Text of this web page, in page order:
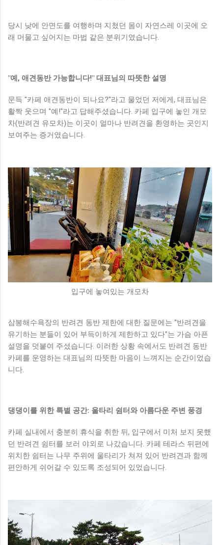
당시 낮에 안면도를 여행하며 지쳤던 몸이 자연스레 이곳에 오
래 머물고 싶어지는 마법 같은 분위기였습니다.
"예, 애견동반 가능합니다!" 대표님의 따뜻한 설명
문득 "카페 애견동반이 되나요?"라고 물었던 저에게, 대표님은
활짝 웃으며 "예!"라고 답해주셨습니다. 카페 입구에 놓인 개모
차(반려견 유모차)는 이곳이 얼마나 반려견을 환영하는 곳인지
보여주는 증거였습니다.
입구에 놓여있는 개모차
삼봉해수욕장의 반려견 동반 제한에 대한 질문에는 "반려견을
유기하는 분들이 있어 부득이하게 제한하고 있다"는 가슴 아픈
설명을 덧붙여 주셨습니다. 이러한 상황 속에서도 반려견 동반
카페를 운영하는 대표님의 따뜻한 마음이 느껴지는 순간이었습
니다.
댕댕이를 위한 특별 공간: 울타리 쉼터와 아름다운 주변 풍경
카페 실내에서 충분히 휴식을 취한 뒤, 입구에서 미처 보지 못했
던 반려견 쉼터를 보러 야외로 나갔습니다. 카페 테라스 뒤편에
위치한 쉼터는 나무 주위에 울타리가 쳐져 있어 반려견과 함께
편안하게 쉬어갈 수 있도록 조성되어 있었습니다.